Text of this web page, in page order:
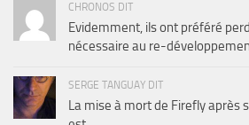
CHRONOS DIT
Evidemment, ils ont préféré
nécessaire au re-
SERGE TANGUAY DIT
La mise à mort de Firefly après